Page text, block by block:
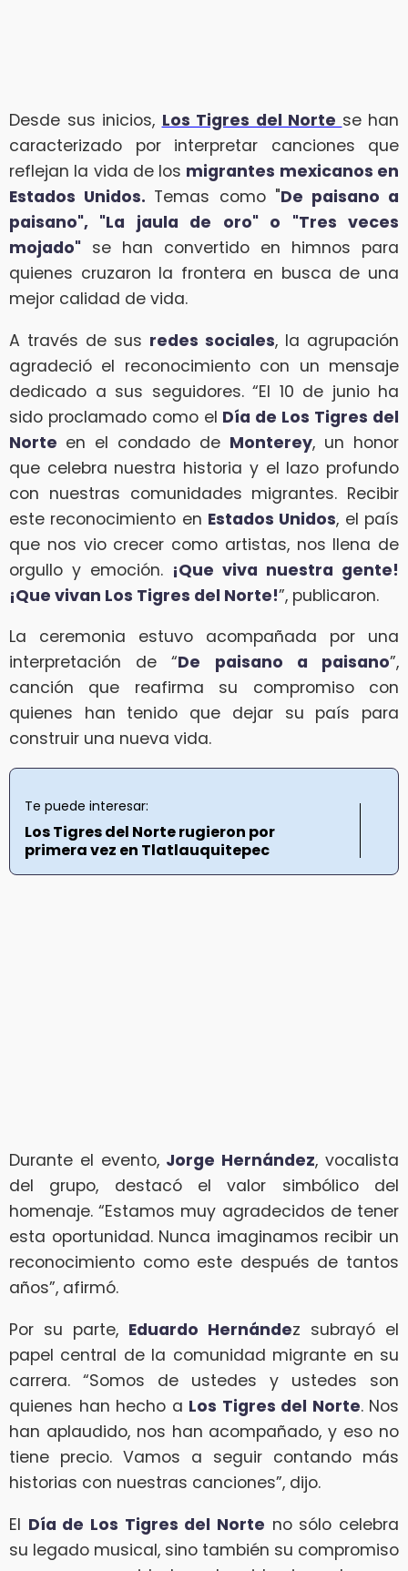
Desde sus inicios, Los Tigres del Norte se han
caracterizado por interpretar canciones que
reflejan la vida de los migrantes mexicanos en
Estados Unidos. Temas como "De paisano a
paisano", "La jaula de oro" o "Tres veces
mojado" se han convertido en himnos para
quienes cruzaron la frontera en busca de una
mejor calidad de vida.
A través de sus redes sociales, la agrupación
agradeció el reconocimiento con un mensaje
dedicado a sus seguidores. “El 10 de junio ha
sido proclamado como el Día de Los Tigres del
Norte en el condado de Monterey, un honor
que celebra nuestra historia y el lazo profundo
con nuestras comunidades migrantes. Recibir
este reconocimiento en Estados Unidos, el país
que nos vio crecer como artistas, nos llena de
orgullo y emoción. ¡Que viva nuestra gente!
¡Que vivan Los Tigres del Norte!”, publicaron.
La ceremonia estuvo acompañada por una
interpretación de “De paisano a paisano”,
canción que reafirma su compromiso con
quienes han tenido que dejar su país para
construir una nueva vida.
Te puede interesar:
Los Tigres del Norte rugieron por
primera vez en Tlatlauquitepec
Durante el evento, Jorge Hernández, vocalista
del grupo, destacó el valor simbólico del
homenaje. “Estamos muy agradecidos de tener
esta oportunidad. Nunca imaginamos recibir un
reconocimiento como este después de tantos
años”, afirmó.
Por su parte, Eduardo Hernández subrayó el
papel central de la comunidad migrante en su
carrera. “Somos de ustedes y ustedes son
quienes han hecho a Los Tigres del Norte. Nos
han aplaudido, nos han acompañado, y eso no
tiene precio. Vamos a seguir contando más
historias con nuestras canciones”, dijo.
El Día de Los Tigres del Norte no sólo celebra
su legado musical, sino también su compromiso